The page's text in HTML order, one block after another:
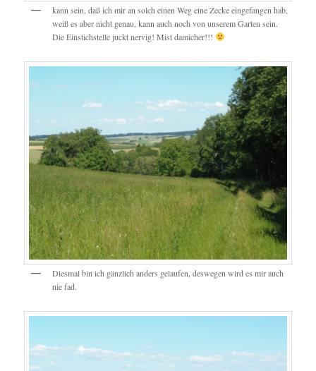
kann sein, daß ich mir an solch einen Weg eine Zecke eingefangen hab,
weiß es aber nicht genau, kann auch noch von unserem Garten sein.
Die Einstichstelle juckt nervig! Mist damicher!!!
Diesmal bin ich gänzlich anders gelaufen, deswegen wird es mir auch
nie fad.